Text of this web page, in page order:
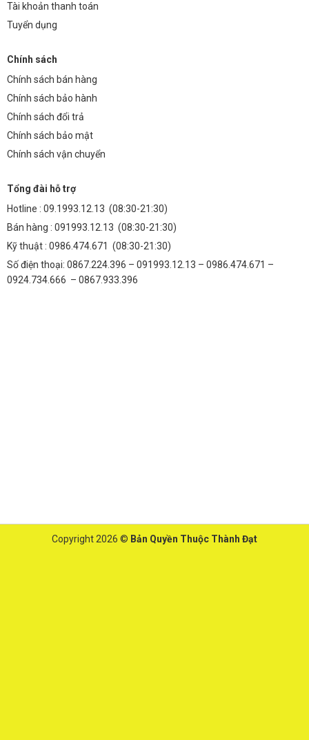
Tài khoản thanh toán
Tuyển dụng
Chính sách
Chính sách bán hàng
Chính sách bảo hành
Chính sách đổi trả
Chính sách bảo mật
Chính sách vận chuyển
Tổng đài hỗ trợ
Hotline : 09.1993.12.13 (08:30-21:30)
Bán hàng : 091993.12.13 (08:30-21:30)
Kỹ thuật : 0986.474.671 (08:30-21:30)
Số điện thoại: 0867.224.396 – 091993.12.13 – 0986.474.671 –
0924.734.666 – 0867.933.396
Copyright 2026 © Bản Quyền Thuộc Thành Đạt